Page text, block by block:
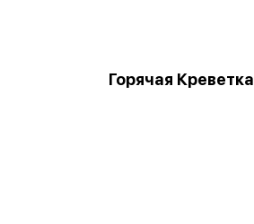
Горячая Креветка